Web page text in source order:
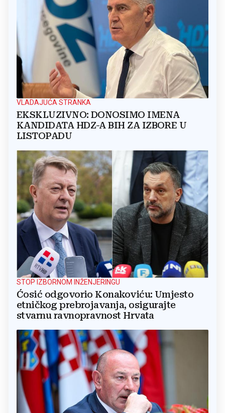
VLADAJUĆA STRANKA
EKSKLUZIVNO: DONOSIMO IMENA
KANDIDATA HDZ-A BIH ZA IZBORE U
LISTOPADU
STOP IZBORNOM INŽENJERINGU
Ćosić odgovorio Konakoviću: Umjesto
etničkog prebrojavanja, osigurajte
stvarnu ravnopravnost Hrvata